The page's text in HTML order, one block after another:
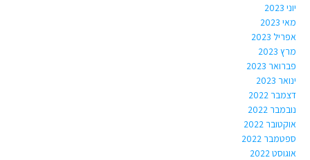
יוני 2023
מאי 2023
אפריל 2023
מרץ 2023
פברואר 2023
ינואר 2023
דצמבר 2022
נובמבר 2022
אוקטובר 2022
ספטמבר 2022
אוגוסט 2022